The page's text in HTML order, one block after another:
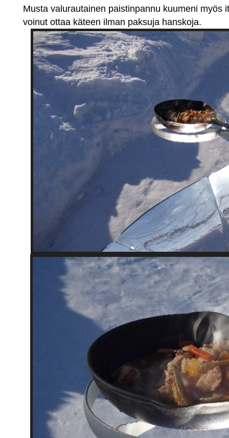
Musta valurautainen paistinpannu kuumeni myös
voinut ottaa käteen ilman paksuja hanskoja.